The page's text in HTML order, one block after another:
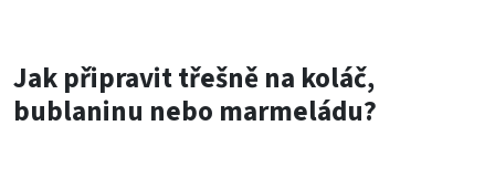
Jak připravit třešně na koláč,
bublaninu nebo marmeládu?